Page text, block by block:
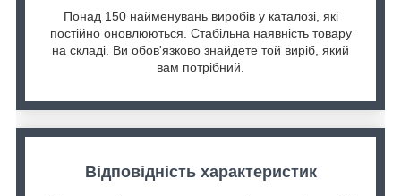
Понад 150 найменувань виробів у каталозі, які
постійно оновлюються. Стабільна наявність товару
на складі. Ви обов'язково знайдете той виріб, який
вам потрібний.
Відповідність характеристик